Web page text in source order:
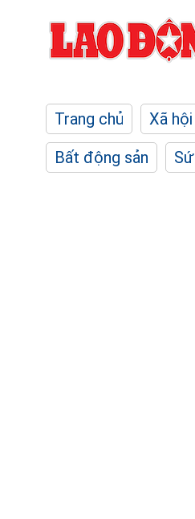
Trang chủ Xã hội
Bất động sản